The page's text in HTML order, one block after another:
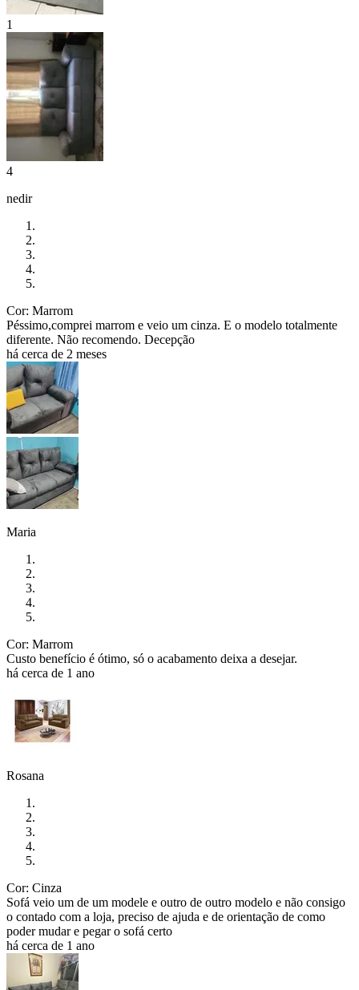
1
4
nedir
Cor: Marrom
Péssimo,comprei marrom e veio um cinza. E o modelo totalmente
diferente. Não recomendo. Decepção
há cerca de 2 meses
Maria
Cor: Marrom
Custo benefício é ótimo, só o acabamento deixa a desejar.
há cerca de 1 ano
Rosana
Cor: Cinza
Sofá veio um de um modele e outro de outro modelo e não consigo
o contado com a loja, preciso de ajuda e de orientação de como
poder mudar e pegar o sofá certo
há cerca de 1 ano